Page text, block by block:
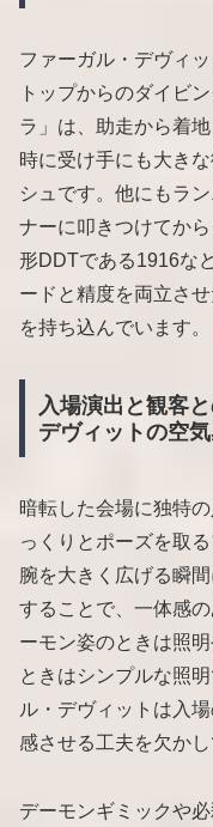
ファーガル・デヴィ
トップからのダイビ
ラ」は、助走から着
時に受け手にも大き
シュです。他にもラ
ナーに叩きつけてか
形DDTである1916な
ードと精度を両立さ
を持ち込んでいます。
入場演出と観客
デヴィットの空
暗転した会場に独特
っくりとポーズを取
腕を大きく広げる瞬
することで、一体感
ーモン姿のときは照
ときはシンプルな照
ル・デヴィットは入
感させる工夫を欠かし
デーモンギミックや